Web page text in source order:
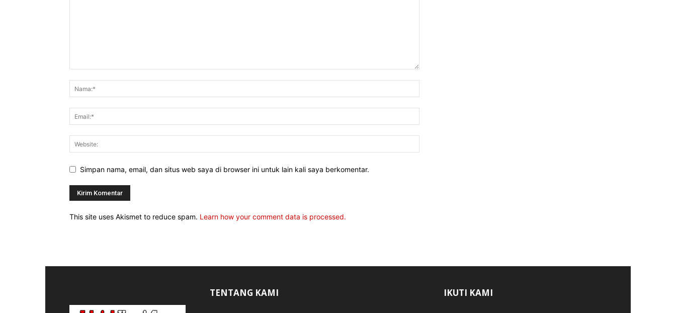
Simpan nama, email, dan situs web saya di browser ini untuk lain kali saya berkomentar.
This site uses Akismet to reduce spam. Learn how your comment data is processed.
TENTANG KAMI IKUTI KAMI